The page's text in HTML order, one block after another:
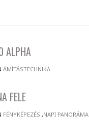
ALPHA
ÁMÍTÁSTECHNIKA
FELE
FÉNYKÉPEZÉS ,NAPI PANORÁMA